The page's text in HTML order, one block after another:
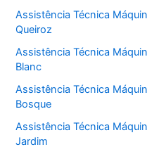
Assistência Técnica
Queiroz
Assistência Técnica
Blanc
Assistência Técnica
Bosque
Assistência Técnica
Jardim